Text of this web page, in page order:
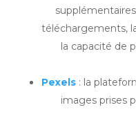
téléchargements,
la capacité de
Pexels : la
images prises